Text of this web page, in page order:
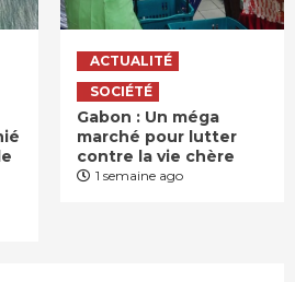
ACTUALITÉ
SOCIÉTÉ
Gabon : Un méga
marché pour lutter
contre la vie chère
1 semaine ago